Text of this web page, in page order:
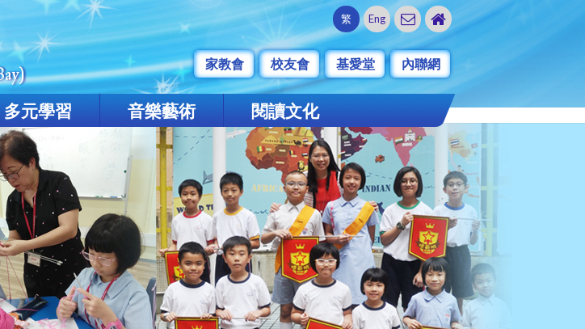
繁 Eng
家教會 校友會 基愛堂 內聯網
多元學習 音樂藝術 閱讀文化